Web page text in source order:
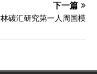
下一篇
碳汇研究第一人周国模